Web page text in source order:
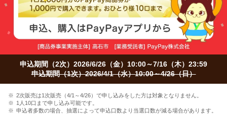
申込期間（2次）2026/6/26（金）10:00～7/16（木）23:59
申込期間（1次）2026/4/1（水）10:00～4/26（日）
2次販売は1次販売（4/1～4/26）で申し込みをした方は対象となりません。
1人10口まで申し込み可能です。
申込者多数の場合、抽選によって申込口数より当選口数が減る場合があります。